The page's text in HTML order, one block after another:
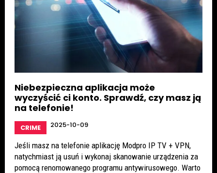
Niebezpieczna aplikacja może
wyczyścić ci konto. Sprawdź, czy masz ją
na telefonie!
CRIME 2025-10-09
Jeśli masz na telefonie aplikację Modpro IP TV + VPN,
natychmiast ją usuń i wykonaj skanowanie urządzenia za
pomocą renomowanego programu antywirusowego. Warto